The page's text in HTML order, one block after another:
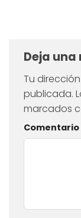
Deja
Tu
publicada.
marcados
Comentario